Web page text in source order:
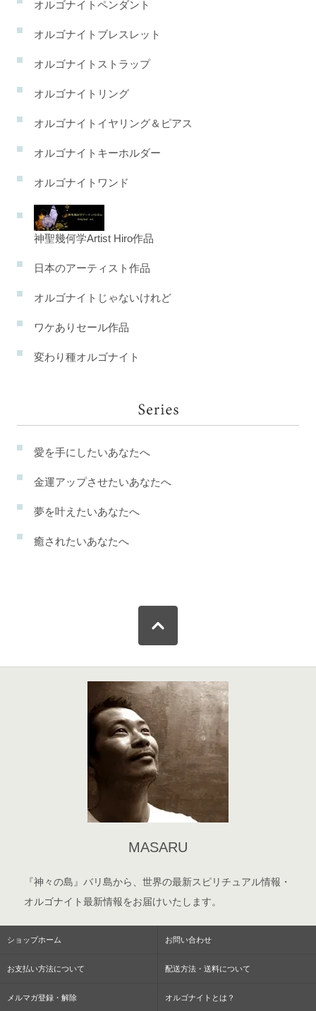
オルゴナイトペンダント
オルゴナイトブレスレット
オルゴナイトストラップ
オルゴナイトリング
オルゴナイトイヤリング＆ピアス
オルゴナイトキーホルダー
オルゴナイトワンド
神聖幾何学Artist Hiro作品
日本のアーティスト作品
オルゴナイトじゃないけれど
ワケありセール作品
変わり種オルゴナイト
愛を手にしたいあなたへ
金運アップさせたいあなたへ
夢を叶えたいあなたへ
癒されたいあなたへ
MASARU
『神々の島』バリ島から、世界の最新スピリチュアル情報・
オルゴナイト最新情報をお届けいたします。
ショップホーム お問い合わせ
お支払い方法について 配送方法・送料について
メルマガ登録・解除 オルゴナイトとは？